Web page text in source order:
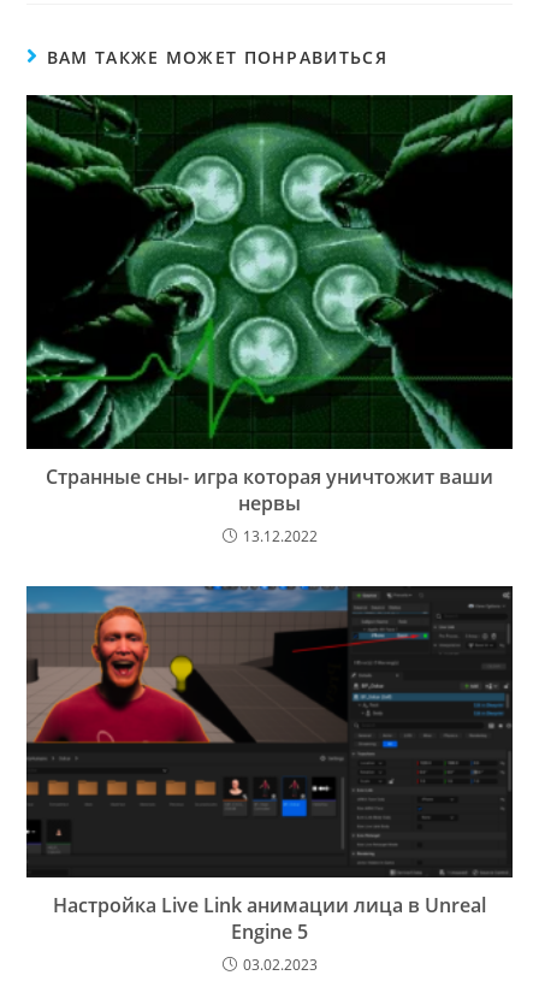
ВАМ ТАКЖЕ МОЖЕТ ПОНРАВИТЬСЯ
Странные сны- игра которая уничтожит ваши
нервы
13.12.2022
Настройка Live Link анимации лица в Unreal
Engine 5
03.02.2023